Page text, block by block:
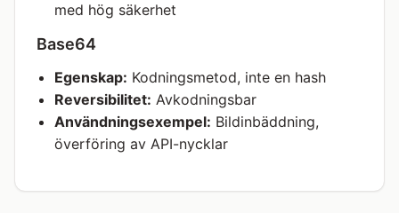
med hög säkerhet
Base64
Egenskap: Kodningsmetod, inte en hash
Reversibilitet: Avkodningsbar
Användningsexempel: Bildinbäddning,
överföring av API-nycklar